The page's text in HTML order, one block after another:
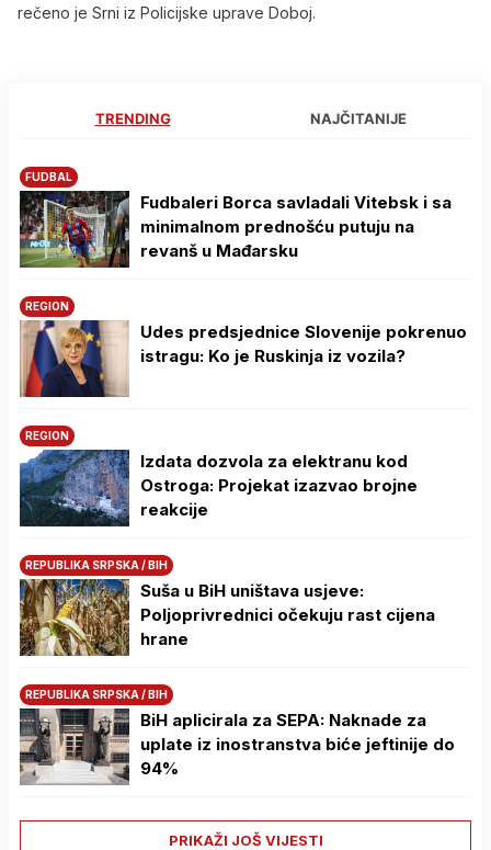
rečeno je Srni iz Policijske uprave Doboj.
TRENDING NAJČITANIJE
FUDBAL
Fudbaleri Borca savladali Vitebsk i sa
minimalnom prednošću putuju na
revanš u Mađarsku
REGION
Udes predsjednice Slovenije pokrenuo
istragu: Ko je Ruskinja iz vozila?
REGION
Izdata dozvola za elektranu kod
Ostroga: Projekat izazvao brojne
reakcije
REPUBLIKA SRPSKA / BIH
Suša u BiH uništava usjeve:
Poljoprivrednici očekuju rast cijena
hrane
REPUBLIKA SRPSKA / BIH
BiH aplicirala za SEPA: Naknade za
uplate iz inostranstva biće jeftinije do
94%
PRIKAŽI JOŠ VIJESTI